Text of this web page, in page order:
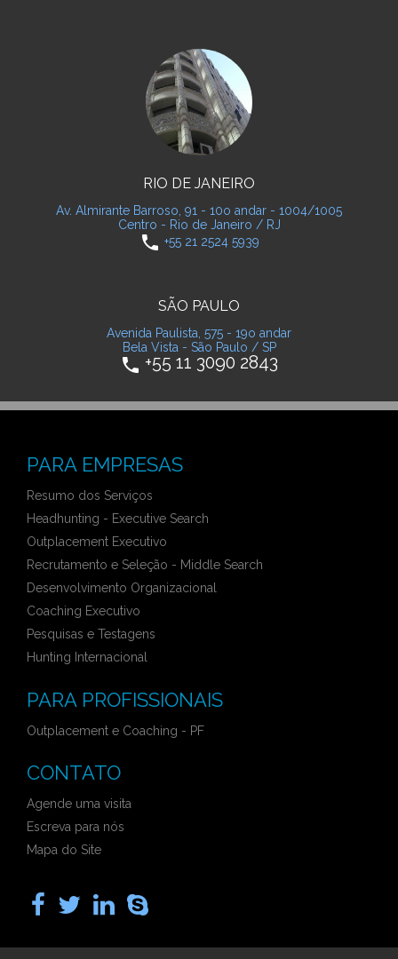
RIO DE JANEIRO
Av. Almirante Barroso, 91 - 10o andar - 1004/1005
Centro - Rio de Janeiro / RJ
phone +55 21 2524 5939
SÃO PAULO
Avenida Paulista, 575 - 19o andar
Bela Vista - São Paulo / SP
phone +55 11 3090 2843
PARA EMPRESAS
Resumo dos Serviços
Headhunting - Executive Search
Outplacement Executivo
Recrutamento e Seleção - Middle Search
Desenvolvimento Organizacional
Coaching Executivo
Pesquisas e Testagens
Hunting Internacional
PARA PROFISSIONAIS
Outplacement e Coaching - PF
CONTATO
Agende uma visita
Escreva para nós
Mapa do Site